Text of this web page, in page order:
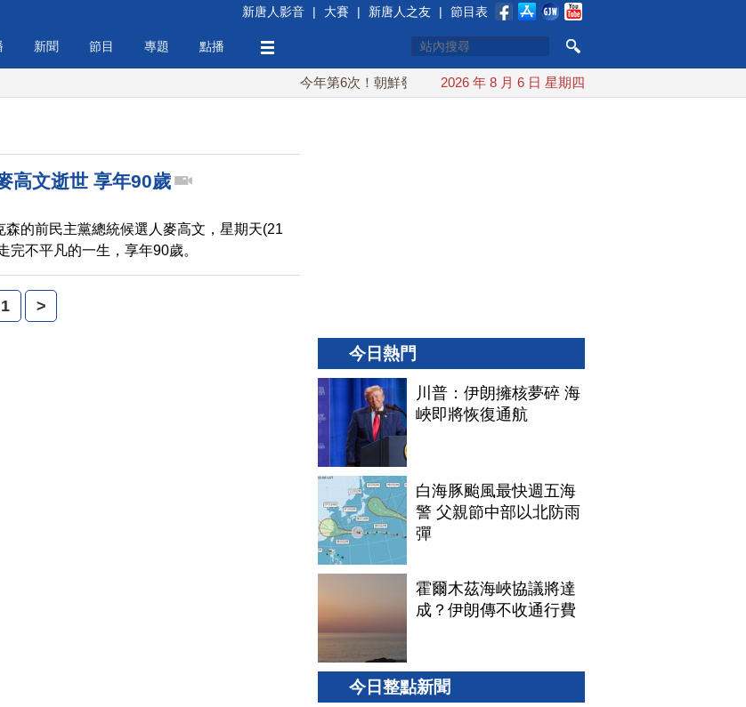
新唐人影音 | 大賽 | 新唐人之友 | 節目表
新聞 節目 專題 點播
今年第6次！朝鮮發射彈道導彈 落日本EEZ外 紅海戰火續升溫 也門胡塞
2026 年 8 月 6 日 星期四
高文逝世 享年90歲
森的前民主黨總統候選人麥高文，星期天(21
完不平凡的一生，享年90歲。
1 >
今日熱門
川普：伊朗擁核夢碎 海
峽即將恢復通航
白海豚颱風最快週五海
警 父親節中部以北防雨
彈
霍爾木茲海峽協議將達
成？伊朗傳不收通行費
今日整點新聞